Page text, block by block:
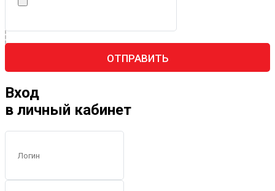
ОТПРАВИТЬ
Вход
в личный кабинет